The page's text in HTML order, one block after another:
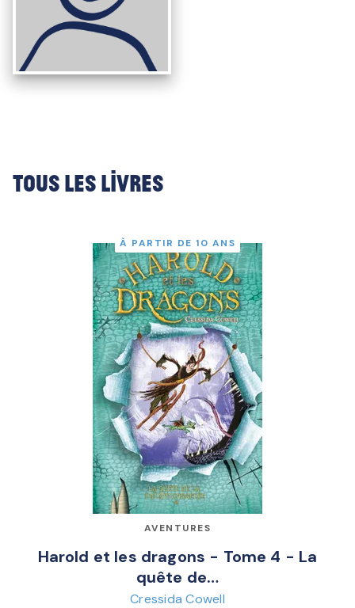
Tous les livres
À PARTIR DE 10 ANS
AVENTURES
Harold et les dragons - Tome 4 - La
quête de…
Cressida Cowell